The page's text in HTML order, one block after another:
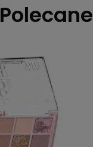
Polecane